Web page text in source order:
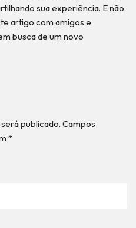
sua experiência. E não
artigo com amigos e
busca de um novo
publicado. Campos
*